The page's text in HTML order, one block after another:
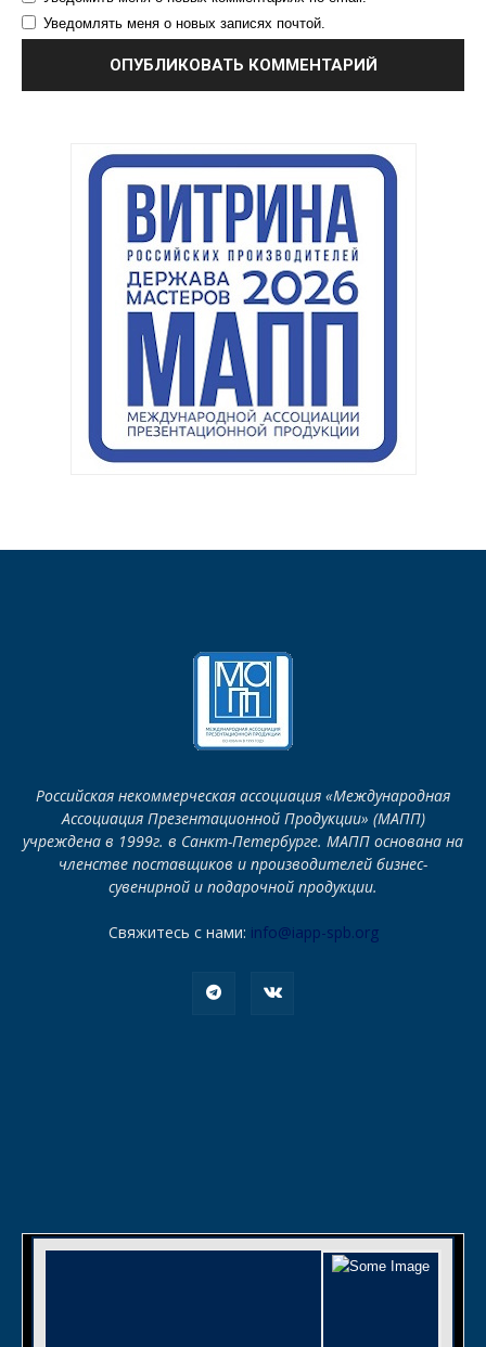
Уведомлять меня о новых записях почтой.
Российская некоммерческая ассоциация «Международная
Ассоциация Презентационной Продукции» (МАПП)
учреждена в 1999г. в Санкт-Петербурге. МАПП основана на
членстве поставщиков и производителей бизнес-
сувенирной и подарочной продукции.
Свяжитесь с нами: info@iapp-spb.org